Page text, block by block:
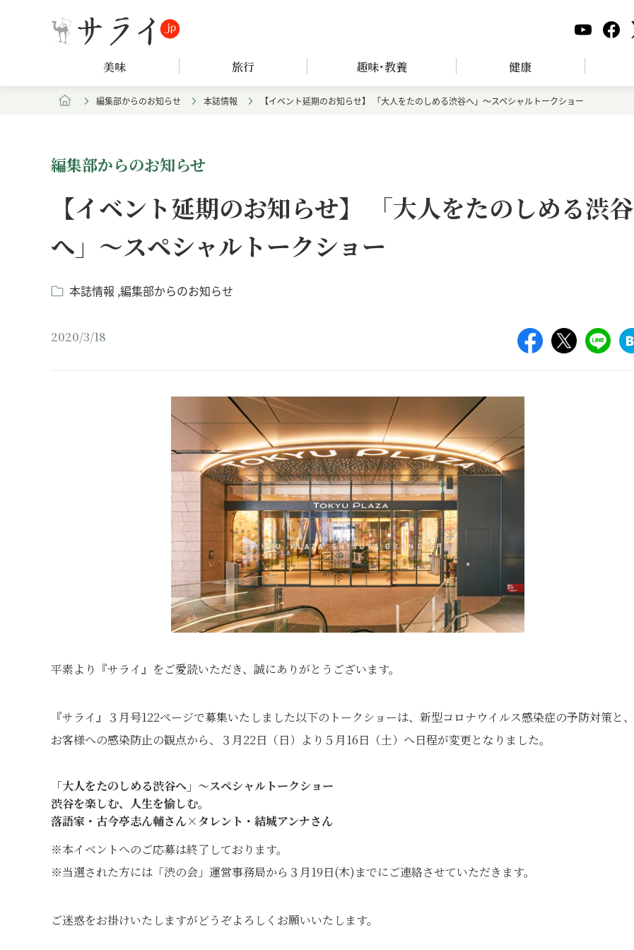
美味 旅行 趣味･教養 健康
編集部からのお知らせ 本誌情報 【イベント延期のお知らせ】 「大人をたのしめる渋谷へ」～スペシャルトークショー
編集部からのお知らせ
【イベント延期のお知らせ】 「大人をたのしめる渋谷
へ」～スペシャルトークショー
本誌情報 編集部からのお知らせ
2020/3/18
平素より『サライ』をご愛読いただき、誠にありがとうございます。
『サライ』３月号122ページで募集いたしました以下のトークショーは、新型コロナウイルス感染症の予防対策と、
お客様への感染防止の観点から、３月22日（日）より５月16日（土）へ日程が変更となりました。
「大人をたのしめる渋谷へ」～スペシャルトークショー
渋谷を楽しむ、人生を愉しむ。
落語家・古今亭志ん輔さん×タレント・結城アンナさん
※本イベントへのご応募は終了しております。
※当選された方には「渋の会」運営事務局から３月19日(木)までにご連絡させていただきます。
ご迷惑をお掛けいたしますがどうぞよろしくお願いいたします。